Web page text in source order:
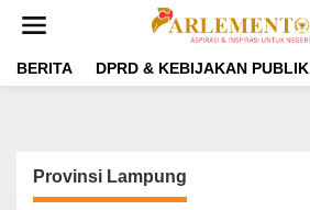
t
BERITA DPRD & KEBIJAKAN PUBLIK
Provinsi Lampung